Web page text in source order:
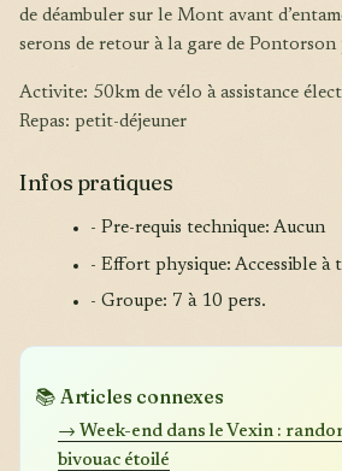
de déambuler sur le Mont avant
serons de retour à la gare de
Activite: 50km de vélo à assistance électrique / 4 heures |
Repas: petit-déjeuner
Infos pratiques
- Pre-requis technique: Aucun
- Effort physique: Accessible à
- Groupe: 7 à 10 pers.
📚 Articles connexes
→ Week-end dans le Vexin :
bivouac étoilé